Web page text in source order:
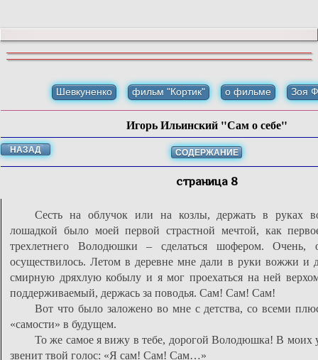
Шевкуненко фильм "Кортик" о фильме Зоя
Игорь Ильинский "Сам о себе"
НАЗАД СОДЕРЖАНИЕ
страница 8
Сесть на облучок или на козлы, держать в руках
лошадкой было моей первой страстной мечтой, как
трехлетнего Володюшки – сделаться шофером. Очень,
осуществилось. Летом в деревне мне дали в руки вожжи и
смирную дряхлую кобылу и я мог проехаться на ней
поддерживаемый, держась за поводья. Сам! Сам! Сам!
Вот что было заложено во мне с детства, со всеми
«самости» в будущем.
То же самое я вижу в тебе, дорогой Володюшка! В моих
звенит твой голос: «Я сам! Сам! Сам…»